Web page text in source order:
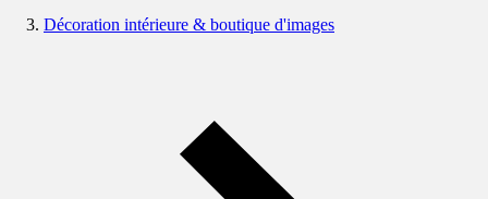
Décoration intérieure & boutique d'images